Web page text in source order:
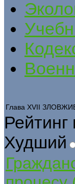
Глава XVII
Рейтинг
Худший